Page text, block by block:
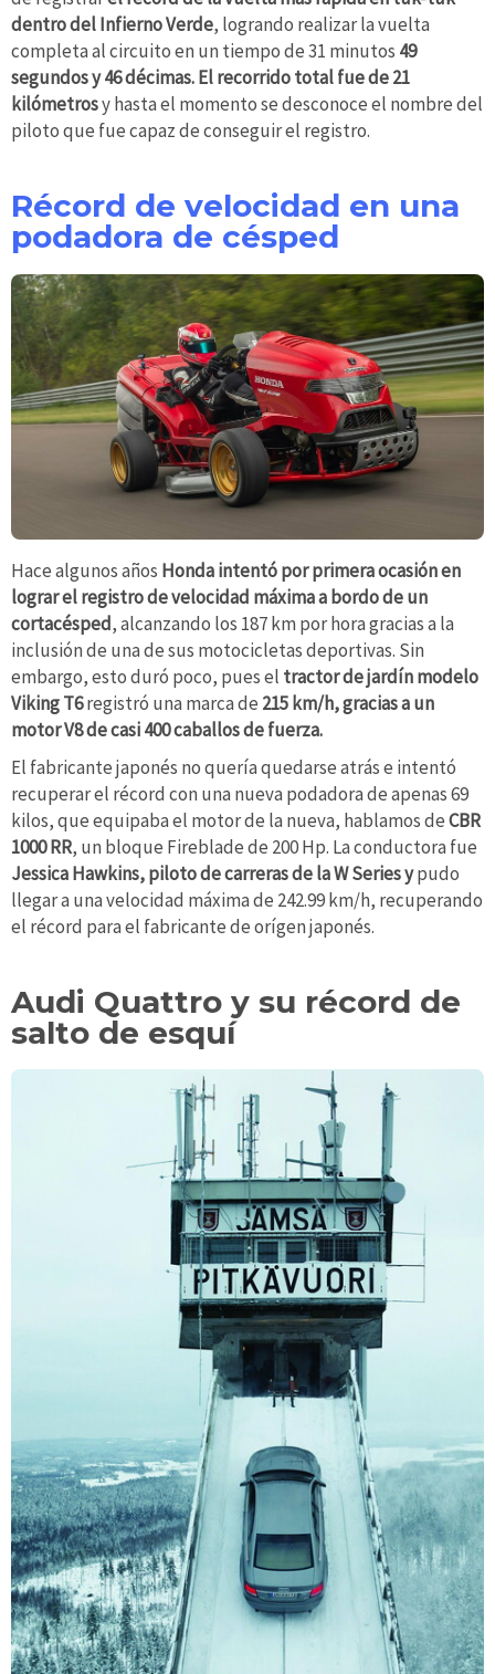
dentro del Infierno Verde, logrando realizar la vuelta
completa al circuito en un tiempo de 31 minutos 49
segundos y 46 décimas. El recorrido total fue de 21
kilómetrosy hasta el momento se desconoce el nombre del
piloto que fue capaz de conseguir el registro.
Récord de velocidad en una
podadora de césped
Hace algunos años Honda intentó por primera ocasión en
lograr el registro de velocidad máxima a bordo de un
cortacésped, alcanzando los 187 km por hora gracias a la
inclusión de una de sus motocicletas deportivas. Sin
embargo, esto duró poco, pues el tractor de jardín modelo
Viking T6registró una marca de 215 km/h, gracias a un
motor V8 de casi 400 caballos de fuerza.
El fabricante japonés no quería quedarse atrás e intentó
recuperar el récord con una nueva podadora de apenas 69
kilos, que equipaba el motor de la nueva, hablamos deCBR
1000 RR, un bloque Fireblade de 200 Hp. La conductora fue
Jessica Hawkins, piloto de carreras de la W Series ypudo
llegar a una velocidad máxima de 242.99 km/h, recuperando
el récord para el fabricante de orígen japonés.
Audi Quattro y su récord de
salto de esquí